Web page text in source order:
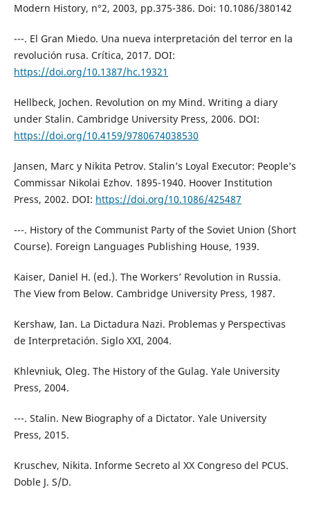
Modern History, n°2, 2003, pp.375-386. Doi: 10.1086/380142
---. El Gran Miedo. Una nueva interpretación del terror en la
revolución rusa. Crítica, 2017. DOI:
https://doi.org/10.1387/hc.19321
Hellbeck, Jochen. Revolution on my Mind. Writing a diary
under Stalin. Cambridge University Press, 2006. DOI:
https://doi.org/10.4159/9780674038530
Jansen, Marc y Nikita Petrov. Stalin’s Loyal Executor: People’s
Commissar Nikolai Ezhov. 1895-1940. Hoover Institution
Press, 2002. DOI: https://doi.org/10.1086/425487
---. History of the Communist Party of the Soviet Union (Short
Course). Foreign Languages Publishing House, 1939.
Kaiser, Daniel H. (ed.). The Workers’ Revolution in Russia.
The View from Below. Cambridge University Press, 1987.
Kershaw, Ian. La Dictadura Nazi. Problemas y Perspectivas
de Interpretación. Siglo XXI, 2004.
Khlevniuk, Oleg. The History of the Gulag. Yale University
Press, 2004.
---. Stalin. New Biography of a Dictator. Yale University
Press, 2015.
Kruschev, Nikita. Informe Secreto al XX Congreso del PCUS.
Doble J. S/D.